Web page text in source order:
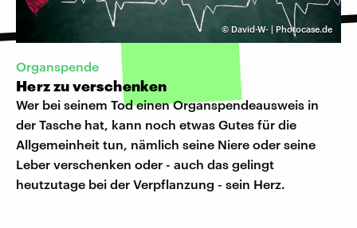
© David-W- | Photocase.de
Organspende
Herz zu verschenken
Wer bei seinem Tod einen Organspendeausweis in
der Tasche hat, kann noch etwas Gutes für die
Allgemeinheit tun, nämlich seine Niere oder seine
Leber verschenken oder - auch das gelingt
heutzutage bei der Verpflanzung - sein Herz.